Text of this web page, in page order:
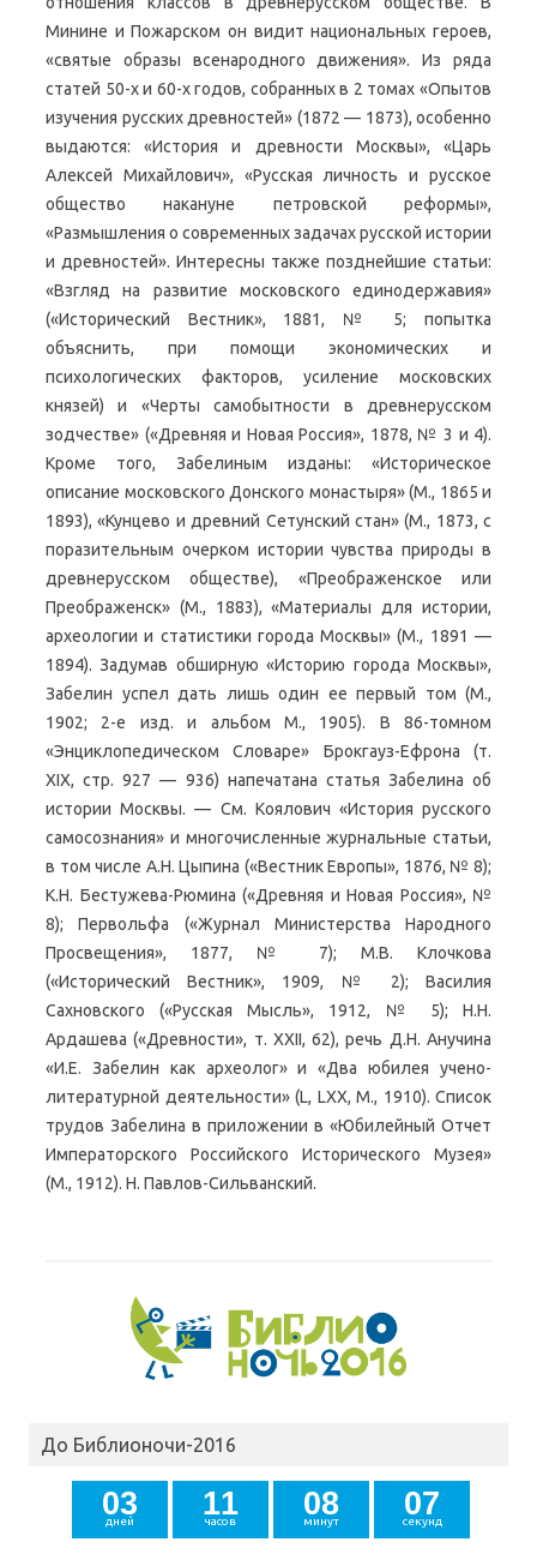
Минине и Пожарском он видит национальных героев,
«святые образы всенародного движения». Из ряда
статей 50-х и 60-х годов, собранных в 2 томах «Опытов
изучения русских древностей» (1872 — 1873), особенно
выдаются: «История и древности Москвы», «Царь
Алексей Михайлович», «Русская личность и русское
общество накануне петровской реформы»,
«Размышления о современных задачах русской истории
и древностей». Интересны также позднейшие статьи:
«Взгляд на развитие московского единодержавия»
(«Исторический Вестник», 1881, № 5; попытка
объяснить, при помощи экономических и
психологических факторов, усиление московских
князей) и «Черты самобытности в древнерусском
зодчестве» («Древняя и Новая Россия», 1878, № 3 и 4).
Кроме того, Забелиным изданы: «Историческое
описание московского Донского монастыря» (М., 1865 и
1893), «Кунцево и древний Сетунский стан» (М., 1873, с
поразительным очерком истории чувства природы в
древнерусском обществе), «Преображенское или
Преображенск» (М., 1883), «Материалы для истории,
археологии и статистики города Москвы» (М., 1891 —
1894). Задумав обширную «Историю города Москвы»,
Забелин успел дать лишь один ее первый том (М.,
1902; 2-е изд. и альбом М., 1905). В 86-томном
«Энциклопедическом Словаре» Брокгауз-Ефрона (т.
XIX, стр. 927 — 936) напечатана статья Забелина об
истории Москвы. — См. Коялович «История русского
самосознания» и многочисленные журнальные статьи,
в том числе А.Н. Цыпина («Вестник Европы», 1876, № 8);
К.Н. Бестужева-Рюмина («Древняя и Новая Россия», №
8); Первольфа («Журнал Министерства Народного
Просвещения», 1877, № 7); М.В. Клочкова
(«Исторический Вестник», 1909, № 2); Василия
Сахновского («Русская Мысль», 1912, № 5); Н.Н.
Ардашева («Древности», т. XXII, 62), речь Д.Н. Анучина
«И.Е. Забелин как археолог» и «Два юбилея учено-
литературной деятельности» (L, LXX, М., 1910). Список
трудов Забелина в приложении в «Юбилейный Отчет
Императорского Российского Исторического Музея»
(М., 1912). Н. Павлов-Сильванский.
До Библионочи-2016
дней
03 часов
11 минут
08 секунд
06
7